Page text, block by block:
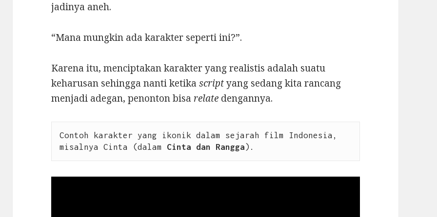
jadinya aneh.
“Mana mungkin ada karakter seperti ini?”.
Karena itu, menciptakan karakter yang realistis adalah suatu
keharusan sehingga nanti ketikascriptyang sedang kita rancang
menjadi adegan, penonton bisa relate dengannya.
Contoh karakter yang ikonik dalam sejarah film Indonesia,
misalnya Cinta (dalam Cinta dan Rangga ).